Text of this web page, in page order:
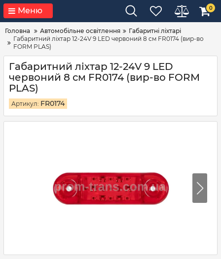
Меню 0
Головна Автомобільне освітлення
Габаритні ліхтарі
Габаритний ліхтар 12-24V 9 LED червоний 8 см FR0174 (вир-во
FORM PLAS)
Габаритний ліхтар 12-24V 9 LED
червоний 8 см FR0174 (вир-во FORM
PLAS)
Артикул: FR0174